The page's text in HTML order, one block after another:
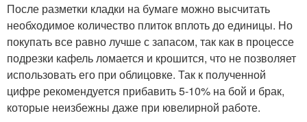
После разметки кладки на бумаге можно высчитать
необходимое количество плиток вплоть до единицы. Но
покупать все равно лучше с запасом, так как в процессе
подрезки кафель ломается и крошится, что не позволяет
использовать его при облицовке. Так к полученной
цифре рекомендуется прибавить 5-10% на бой и брак,
которые неизбежны даже при ювелирной работе.